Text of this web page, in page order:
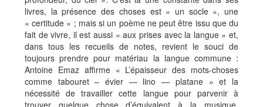
livres, la présence des choses est « un socle », une
« certitude » ; mais si un poème ne peut être issu que du
fait de vivre, il est aussi « aux prises avec la langue » et,
dans tous les recueils de notes, revient le souci de
toujours prendre pour matériau la langue commune :
Antoine Emaz affirme « L’épaisseur des mots-choses
comme tabouret – évier — lino — platane » et la
nécessité de travailler cette langue pour parvenir à
trouver quelque chose d’équivalent à la musique.